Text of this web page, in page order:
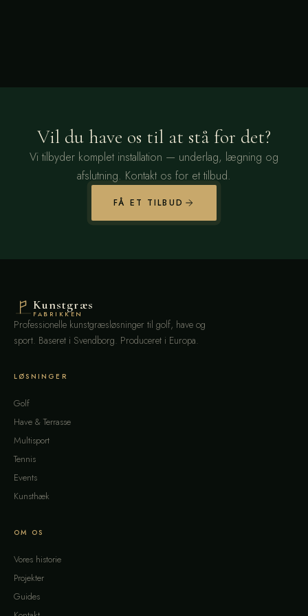
Vil du have os til at stå for det?
Vi tilbyder komplet installation — underlag, lægning og
afslutning. Kontakt os for et tilbud.
FÅ ET TILBUD
Kunstgræs
FABRIKKEN
Professionelle kunstgræsløsninger til golf, have og
sport. Baseret i Svendborg. Produceret i Europa.
LØSNINGER
Golf
Have & Terrasse
Multisport
Tennis
Events
Kunsthæk
OM OS
Vores historie
Projekter
Guides